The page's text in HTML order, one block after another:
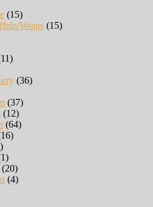
(15)
Wraps (15)
(36)
(37)
(12)
(64)
(20)
(4)